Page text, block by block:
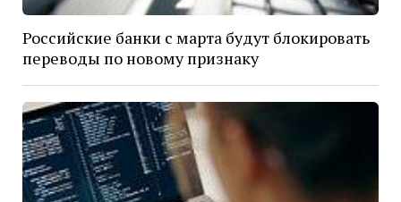
Российские банки с марта будут блокировать
переводы по новому признаку